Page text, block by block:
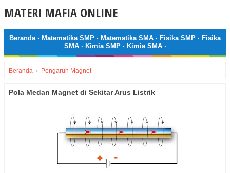
MATERI MAFIA ONLINE
Beranda· Matematika SMP · Matematika SMA · Fisika SMP · Fisika
SMA· Kimia SMP· Kimia SMA·
Beranda › Pengaruh Magnet
Pola Medan Magnet di Sekitar Arus Listrik